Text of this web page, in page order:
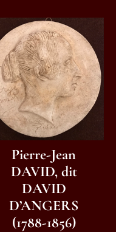
Pierre-Jean
DAVID, dit
DAVID
D’ANGERS
(1788-1856)